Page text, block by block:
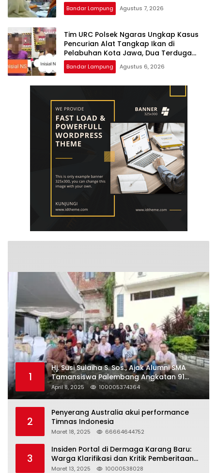
Bandar Lampung Agustus 7, 2026
Tim URC Polsek Ngaras Ungkap Kasus
Pencurian Alat Tangkap Ikan di
Pelabuhan Kota Jawa, Dua Terduga
Pelaku Diamankan.
Bandar Lampung Agustus 6, 2026
1
Hj. Susi Sulaiha S. Sos., Ajak Alumni SMA
Tamansiswa Palembang Angkatan 91
Halal Bihalal
April 8, 2025 100005374364
2
Penyerang Australia akui performance
Timnas Indonesia
Maret 18, 2025 66664644752
3
Insiden Portal di Dermaga Karang Baru:
Warga Klarifikasi dan Kritik Pemberitaan
yang Tidak Akurat
Maret 13, 2025 10000538028